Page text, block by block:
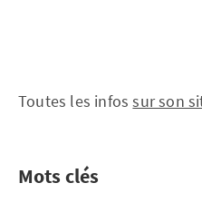
Toutes les infossur son
Mots clés